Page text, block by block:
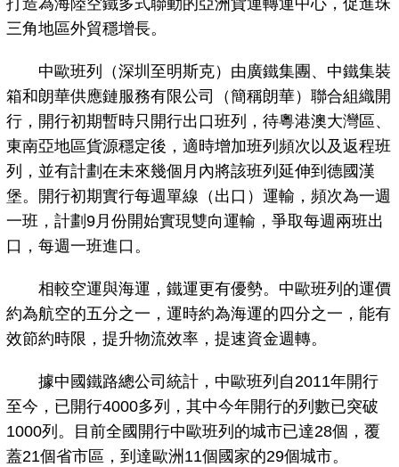
打造為海陸空鐵多式聯動的亞洲貨運轉運中心，促進珠
三角地區外貿穩增長。
中歐班列（深圳至明斯克）由廣鐵集團、中鐵集裝
箱和朗華供應鏈服務有限公司（簡稱朗華）聯合組織開
行，開行初期暫時只開行出口班列，待粵港澳大灣區、
東南亞地區貨源穩定後，適時增加班列頻次以及返程班
列，並有計劃在未來幾個月內將該班列延伸到德國漢
堡。開行初期實行每週單線（出口）運輸，頻次為一週
一班，計劃9月份開始實現雙向運輸，爭取每週兩班出
口，每週一班進口。
相較空運與海運，鐵運更有優勢。中歐班列的運價
約為航空的五分之一，運時約為海運的四分之一，能有
效節約時限，提升物流效率，提速資金週轉。
據中國鐵路總公司統計，中歐班列自2011年開行
至今，已開行4000多列，其中今年開行的列數已突破
1000列。目前全國開行中歐班列的城市已達28個，覆
蓋21個省市區，到達歐洲11個國家的29個城市。